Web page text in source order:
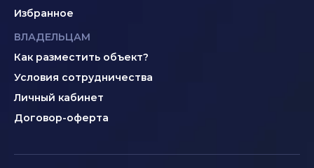
Избранное
ВЛАДЕЛЬЦАМ
Как разместить объект?
Условия сотрудничества
Личный кабинет
Договор-оферта